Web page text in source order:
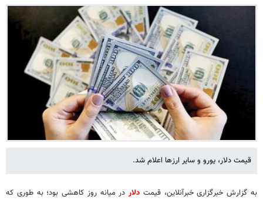
قیمت دلار، یورو و سایر ارزها اعلام شد.
به گزارش خبرگزاری خبرآنلاین، قیمت دلار در میانه روز کاهشی بود؛ به طوری که